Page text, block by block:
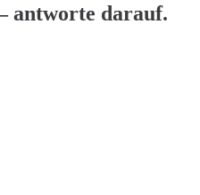
antworte darauf.